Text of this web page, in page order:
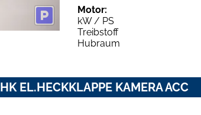
Motor:
kW / PS
Treibstoff
Hubraum
EL.HECKKLAPPE KAMERA ACC